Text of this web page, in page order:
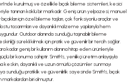
kurulmuş ve özellikle bıçak bileme sistemleri, kesici
tanınan köklü bir markadır. Geniş ürün yelpazesi; manuel
için özel bileme taşları, çok fonksiyonlu araçlar ve
tasarımları ve dayanıklı malzeme yapılarıyla hem
Outdoor alanında sunduğu taşınabilir bileme
sürekli kılmak için pratik ve güvenilir bir tercih sağlar.
kadar geniş bir kullanım alanına hitap eden ürünleriyle
bir konuma sahiptir. Smith's, yenilikçi üretim anlayışıyla
dayanıklı ve uzun ömürlü çözümler sunmayı
sunduğu pratiklik ve güvenilirlik sayesinde Smith's, bıçak
markalardan biri olmuştur.